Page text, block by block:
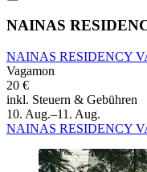
NAINAS
NAINAS RESIDENCY
Vagamon
20 €
inkl. Steuern & Gebühren
10. Aug.–11. Aug.
NAINAS RESIDENCY